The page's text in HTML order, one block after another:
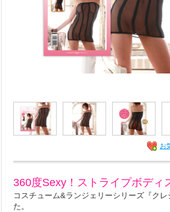
お
360度Sexy！ストライプボディ
コスチューム&ランジェリーシリーズ『ク
た。